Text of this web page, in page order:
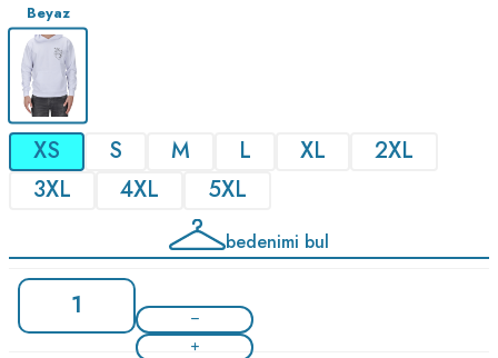
Beyaz
XS S M L XL
2XL
3XL
4XL 5XL
bedenimi bul